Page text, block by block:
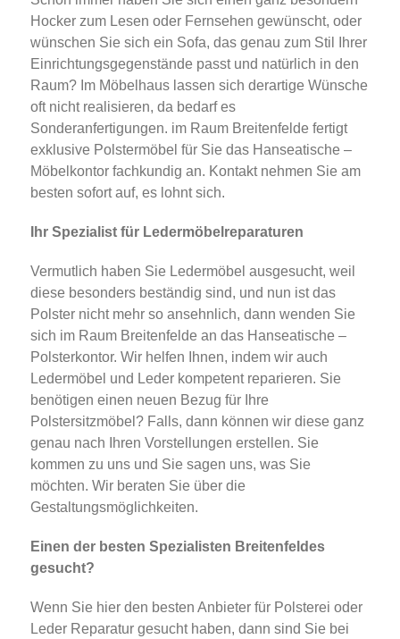
Hocker zum Lesen oder Fernsehen gewünscht, oder
wünschen Sie sich ein Sofa, das genau zum Stil Ihrer
Einrichtungsgegenstände passt und natürlich in den
Raum? Im Möbelhaus lassen sich derartige Wünsche
oft nicht realisieren, da bedarf es
Sonderanfertigungen. im Raum Breitenfelde fertigt
exklusive Polstermöbel für Sie das Hanseatische –
Möbelkontor fachkundig an. Kontakt nehmen Sie am
besten sofort auf, es lohnt sich.
Ihr Spezialist für Ledermöbelreparaturen
Vermutlich haben Sie Ledermöbel ausgesucht, weil
diese besonders beständig sind, und nun ist das
Polster nicht mehr so ansehnlich, dann wenden Sie
sich im Raum Breitenfelde an das Hanseatische –
Polsterkontor. Wir helfen Ihnen, indem wir auch
Ledermöbel und Leder kompetent reparieren. Sie
benötigen einen neuen Bezug für Ihre
Polstersitzmöbel? Falls, dann können wir diese ganz
genau nach Ihren Vorstellungen erstellen. Sie
kommen zu uns und Sie sagen uns, was Sie
möchten. Wir beraten Sie über die
Gestaltungsmöglichkeiten.
Einen der besten Spezialisten Breitenfeldes
gesucht?
Wenn Sie hier den besten Anbieter für Polsterei oder
Leder Reparatur gesucht haben, dann sind Sie bei